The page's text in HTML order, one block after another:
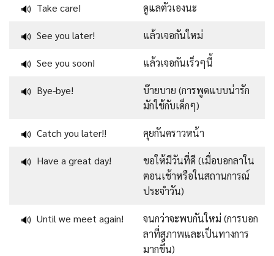
🔊 Take care! ดูแลตัวเองนะ
🔊 See you later! แล้วเจอกันใหม่
🔊 See you soon! แล้วเจอกันเร็วๆนี้
🔊 Bye-bye!
บ๊ายบาย (การพูดแบบน่ารัก
มักใช้กับเด็กๆ)
🔊 Catch you later!! คุยกันคราวหน้า
🔊 Have a great day!
ขอให้มีวันที่ดี (เมื่อบอกลาใน
ตอนเช้าหรือในสถานการณ์
ประจำวัน)
🔊 Until we meet again!
จนกว่าจะพบกันใหม่ (การบอก
ลาที่สุภาพและเป็นทางการ
มากขึ้น)